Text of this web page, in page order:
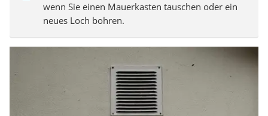
wenn Sie einen Mauerkasten tauschen oder ein
neues Loch bohren.